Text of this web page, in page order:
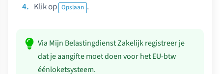
Klik op Opslaan .
Via Mijn Belastingdienst Zakelijk registreer je
dat je aangifte moet doen voor het EU-btw
éénloketsysteem.